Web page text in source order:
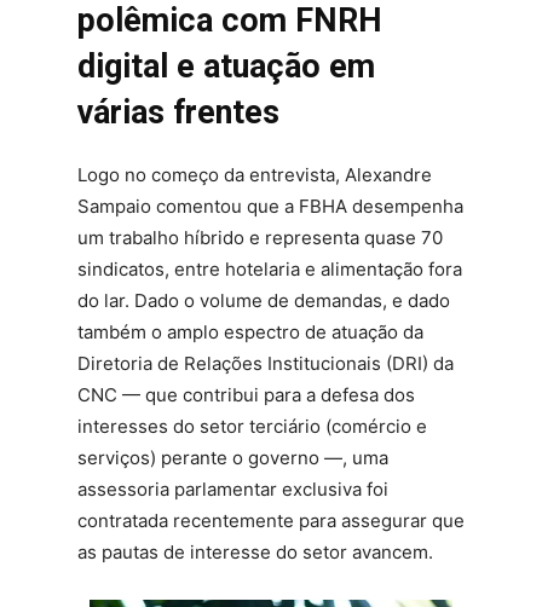
polêmica com FNRH
digital e atuação em
várias frentes
Logo no começo da entrevista, Alexandre
Sampaio comentou que a FBHA desempenha
um trabalho híbrido e representa quase 70
sindicatos, entre hotelaria e alimentação fora
do lar. Dado o volume de demandas, e dado
também o amplo espectro de atuação da
Diretoria de Relações Institucionais (DRI) da
CNC — que contribui para a defesa dos
interesses do setor terciário (comércio e
serviços) perante o governo —, uma
assessoria parlamentar exclusiva foi
contratada recentemente para assegurar que
as pautas de interesse do setor avancem.